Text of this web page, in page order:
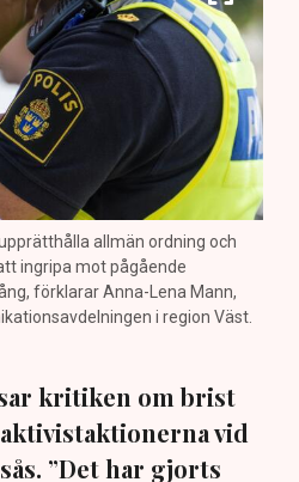
allmän ordning och
ingripa mot pågående
förklarar Anna-Lena Mann,
i region Väst.
kritiken om brist
vid
”Det har gjorts